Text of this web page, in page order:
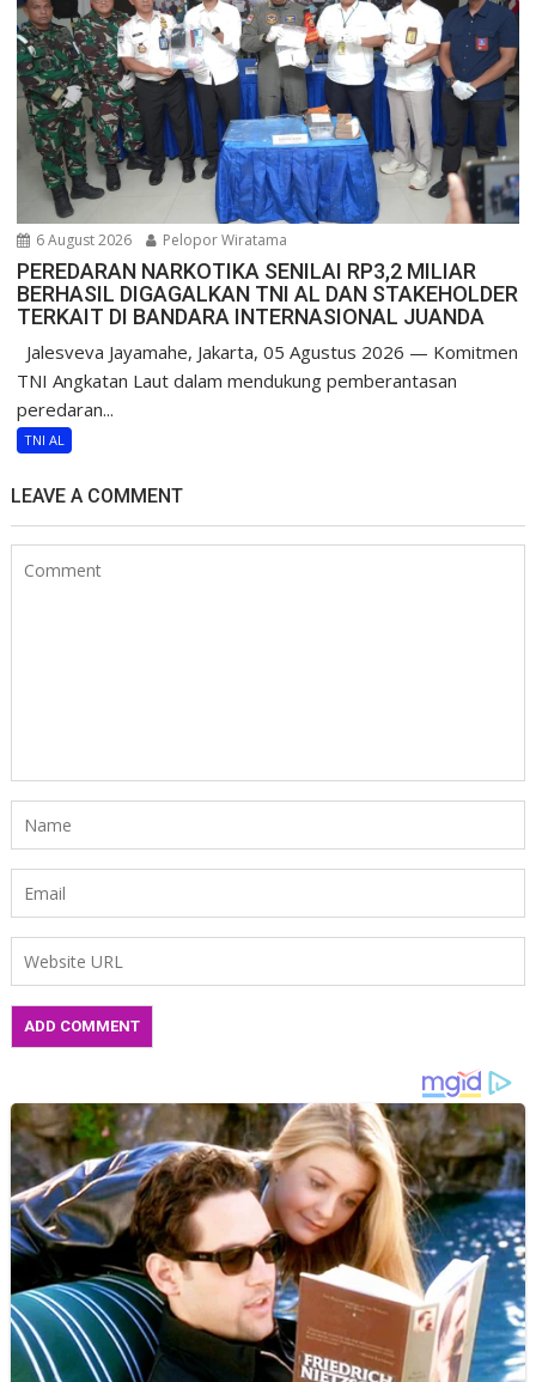
6 August 2026 Pelopor Wiratama
PEREDARAN NARKOTIKA SENILAI RP3,2 MILIAR
BERHASIL DIGAGALKAN TNI AL DAN STAKEHOLDER
TERKAIT DI BANDARA INTERNASIONAL JUANDA
Jalesveva Jayamahe, Jakarta, 05 Agustus 2026 — Komitmen
TNI Angkatan Laut dalam mendukung pemberantasan
peredaran...
TNI AL
LEAVE A COMMENT